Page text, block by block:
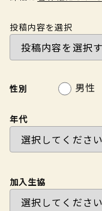
投稿内容を選択
性別 男性
年代
加入生協